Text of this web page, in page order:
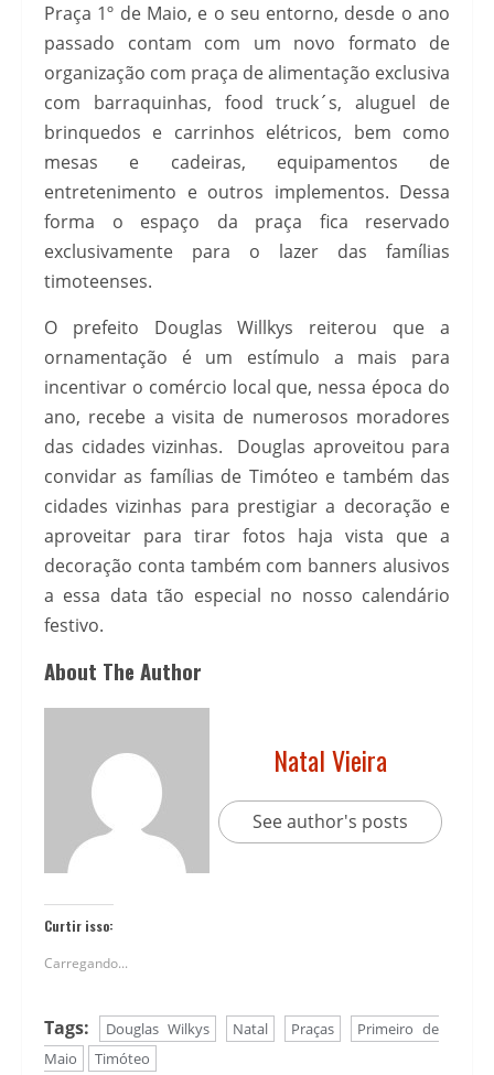
Praça 1º de Maio, e o seu entorno, desde o ano
passado contam com um novo formato de
organização com praça de alimentação exclusiva
com barraquinhas, food truck´s, aluguel de
brinquedos e carrinhos elétricos, bem como
mesas e cadeiras, equipamentos de
entretenimento e outros implementos. Dessa
forma o espaço da praça fica reservado
exclusivamente para o lazer das famílias
timoteenses.
O prefeito Douglas Willkys reiterou que a
ornamentação é um estímulo a mais para
incentivar o comércio local que, nessa época do
ano, recebe a visita de numerosos moradores
das cidades vizinhas. Douglas aproveitou para
convidar as famílias de Timóteo e também das
cidades vizinhas para prestigiar a decoração e
aproveitar para tirar fotos haja vista que a
decoração conta também com banners alusivos
a essa data tão especial no nosso calendário
festivo.
About The Author
Natal Vieira
See author's posts
Curtir isso:
Carregando...
Tags: Douglas Wilkys Natal Praças
Primeiro de
Maio
Timóteo